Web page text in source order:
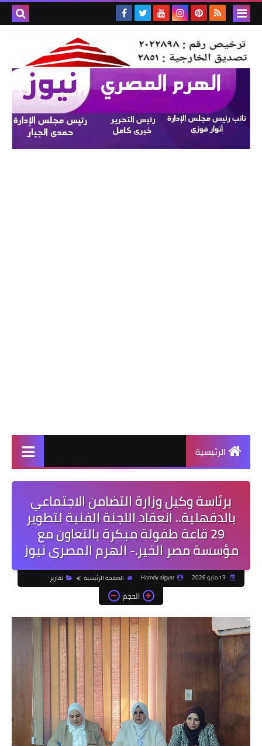
الرئيسية
برئاسة وكيل وزارة التضامن الاجتماعي
بالدقهلية.. انعقاد اللجنة الفنية لتطوير
29 قاعة طفولة مبكرة بالتعاون مع
مؤسسة مصر الخير.- الهرم المصرى نيوز
Hamdy algyar الصفحة الرئيسية تقارير
الحجم